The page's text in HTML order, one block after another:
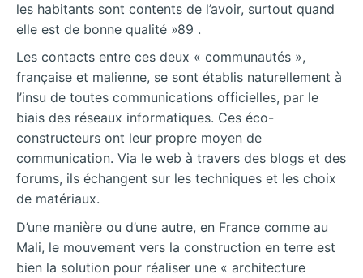
les habitants sont contents de l’avoir, surtout quand
elle est de bonne qualité »89 .
Les contacts entre ces deux « communautés »,
française et malienne, se sont établis naturellement à
l’insu de toutes communications officielles, par le
biais des réseaux informatiques. Ces éco-
constructeurs ont leur propre moyen de
communication. Via le web à travers des blogs et des
forums, ils échangent sur les techniques et les choix
de matériaux.
D’une manière ou d’une autre, en France comme au
Mali, le mouvement vers la construction en terre est
bien la solution pour réaliser une « architecture